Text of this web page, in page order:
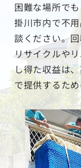
困難な場所で
掛川市内で不
談ください。
リサイクルや
し得た収益は
で提供するた